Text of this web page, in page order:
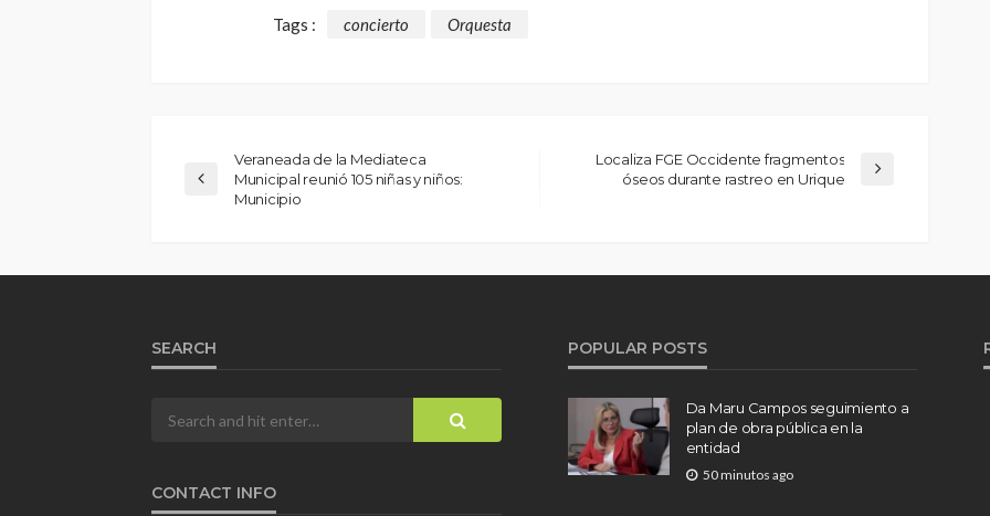
Tags : concierto Orquesta
Veraneada de la Mediateca
Municipal reunió 105 niñas y niños:
Municipio
Localiza FGE Occidente fragmentos
óseos durante rastreo en Urique
SEARCH
CONTACT INFO
POPULAR POSTS
Da Maru Campos seguimiento a
plan de obra pública en la
entidad
50 minutos ago